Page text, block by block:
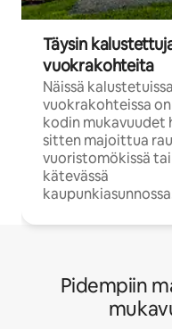
Täysin
vuokrakohteita
Näissä kalustetuissa
vuokrakohteissa
kodin mukavuudet
sitten majoittua
vuoristomökissä tai
kätevässä
Pidempiin